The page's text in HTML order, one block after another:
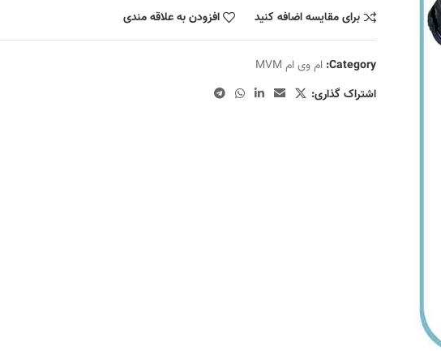
برای مقایسه اضافه کنید
افزودن به علاقه مندی
Category: ام وی ام MVM
اشتراک گذاری: